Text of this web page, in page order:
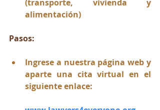
(transporte, vivienda y
alimentación)
Pasos:
Ingrese a nuestra página web y
aparte una cita virtual en el
siguiente enlace: